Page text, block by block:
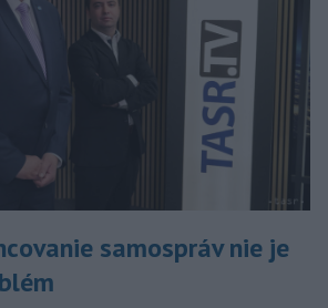
samospráv nie je